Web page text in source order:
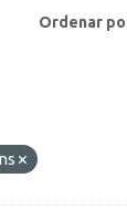
Ordenar